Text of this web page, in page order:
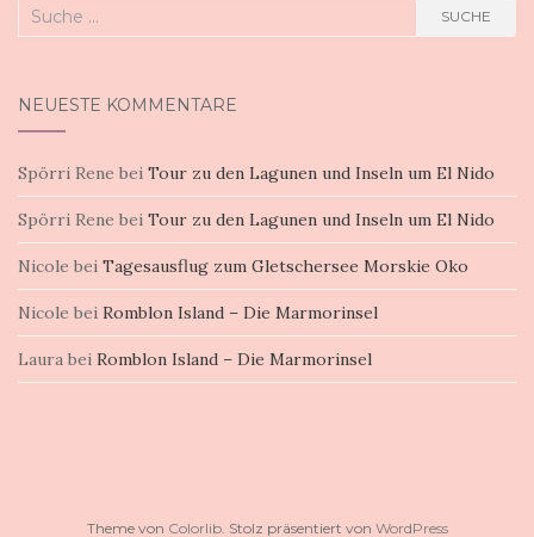
Suche
SUCHE
NEUESTE KOMMENTARE
Spörri Rene bei Tour zu den Lagunen und Inseln um El Nido
Spörri Rene bei Tour zu den Lagunen und Inseln um El Nido
Nicole bei Tagesausflug zum Gletschersee Morskie Oko
Nicole bei Romblon Island – Die Marmorinsel
Laura bei Romblon Island – Die Marmorinsel
Theme von Colorlib. Stolz präsentiert von WordPress